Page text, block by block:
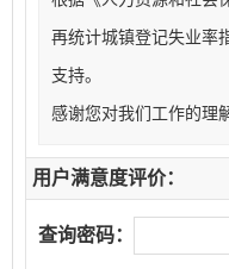
再统计城镇登记失业率
支持。
感谢您对我们工作的理
用户满意度评价：
查询密码：